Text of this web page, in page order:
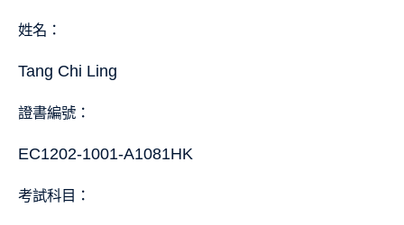
姓名：
Tang Chi Ling
證書編號：
EC1202-1001-A1081HK
考試科目：